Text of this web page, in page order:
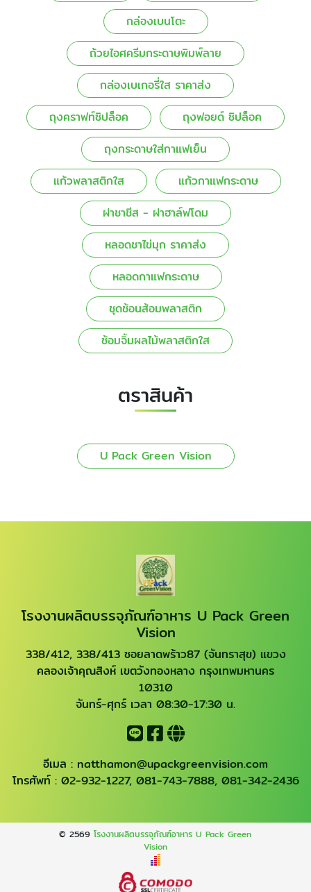
กล่องเบนโตะ
ถ้วยไอศครีมกระดาษพิมพ์ลาย
กล่องเบเกอรี่ใส ราคาส่ง
ถุงคราฟท์ซิปล็อค
ถุงฟอยด์ ซิปล็อค
ถุงกระดาษใส่กาแฟเย็น
แก้วพลาสติกใส
แก้วกาแฟกระดาษ
ฝาชาชีส - ฝาฮาล์ฟโดม
หลอดชาไข่มุก ราคาส่ง
หลอดกาแฟกระดาษ
ชุดช้อนส้อมพลาสติก
ซ้อมจิ้มผลไม้พลาสติกใส
ตราสินค้า
U Pack Green Vision
โรงงานผลิตบรรจุภัณฑ์อาหาร U Pack Green
Vision
338/412, 338/413 ซอยลาดพร้าว87 (จันทราสุข) แขวง
คลองเจ้าคุณสิงห์ เขตวังทองหลาง กรุงเทพมหานคร
10310
จันทร์-ศุกร์ เวลา 08:30-17:30 น.
อีเมล : natthamon@upackgreenvision.com
โทรศัพท์ : 02-932-1227, 081-743-7888, 081-342-2436
© 2569โรงงานผลิตบรรจุภัณฑ์อาหาร U Pack Green
Vision